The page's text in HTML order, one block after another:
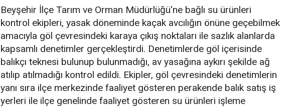
Beyşehir İlçe Tarım ve Orman Müdürlüğü'ne bağlı su ürünleri
kontrol ekipleri, yasak döneminde kaçak avcılığın önüne geçebilmek
amacıyla göl çevresindeki karaya çıkış noktaları ile sazlık alanlarda
kapsamlı denetimler gerçekleştirdi. Denetimlerde göl içerisinde
balıkçı teknesi bulunup bulunmadığı, av yasağına aykırı şekilde ağ
atılıp atılmadığı kontrol edildi. Ekipler, göl çevresindeki denetimlerin
yanı sıra ilçe merkezinde faaliyet gösteren perakende balık satış iş
yerleri ile ilçe genelinde faaliyet gösteren su ürünleri işleme